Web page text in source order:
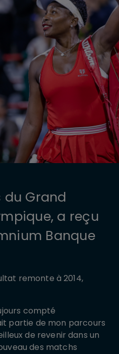
du Grand
a reçu
Banque
remonte à 2014,
compté
partie de mon parcours
de revenir dans un
des matchs